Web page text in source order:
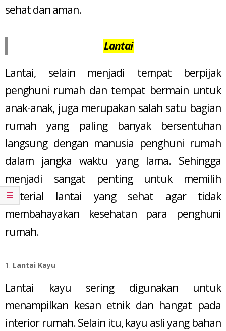
sehat dan aman.
Lantai
Lantai, selain menjadi tempat berpijak
penghuni rumah dan tempat bermain untuk
anak-anak, juga merupakan salah satu bagian
rumah yang paling banyak bersentuhan
langsung dengan manusia penghuni rumah
dalam jangka waktu yang lama. Sehingga
menjadi sangat penting untuk memilih
material lantai yang sehat agar tidak
membahayakan kesehatan para penghuni
rumah.
Lantai Kayu
Lantai kayu sering digunakan untuk
menampilkan kesan etnik dan hangat pada
interior rumah. Selain itu, kayu asli yang bahan